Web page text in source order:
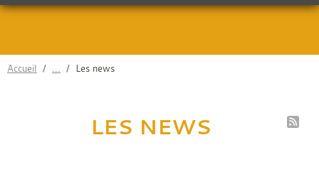
Accueil Les news
LES NEWS